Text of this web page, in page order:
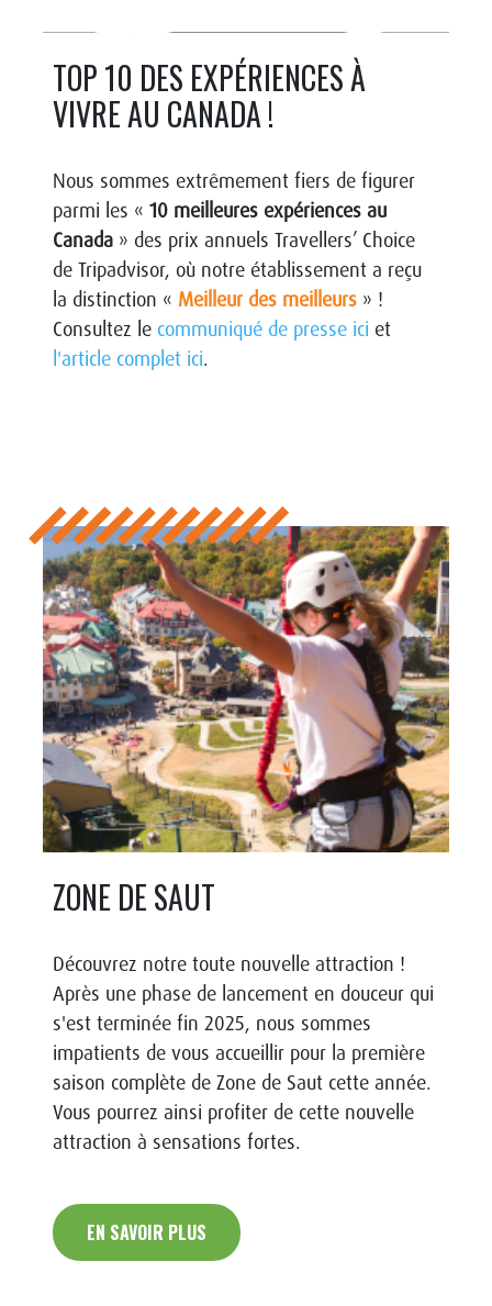
TOP 10 DES EXPÉRIENCES À
VIVRE AU CANADA !
Nous sommes extrêmement fiers de figurer
parmi les « 10 meilleures expériences au
Canada » des prix annuels Travellers’ Choice
de Tripadvisor, où notre établissement a reçu
la distinction « Meilleur des meilleurs » !
Consultez le communiqué de presse ici et
l'article complet ici.
ZONE DE SAUT
Découvrez notre toute nouvelle attraction !
Après une phase de lancement en douceur qui
s'est terminée fin 2025, nous sommes
impatients de vous accueillir pour la première
saison complète de Zone de Saut cette année.
Vous pourrez ainsi profiter de cette nouvelle
attraction à sensations fortes.
EN SAVOIR PLUS